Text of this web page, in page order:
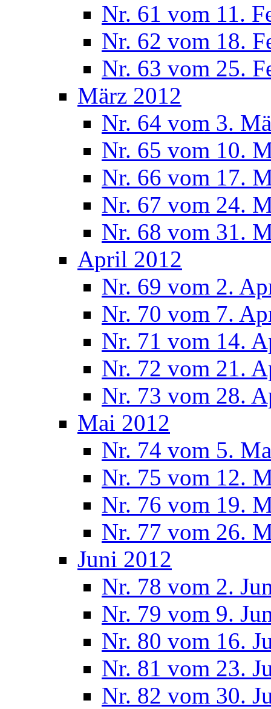
Nr. 61 vom 11.
Nr. 62 vom 18.
Nr. 63 vom 25.
März 2012
Nr. 64 vom 3.
Nr. 65 vom 10.
Nr. 66 vom 17.
Nr. 67 vom 24.
Nr. 68 vom 31.
April 2012
Nr. 69 vom 2.
Nr. 70 vom 7.
Nr. 71 vom 14.
Nr. 72 vom 21.
Nr. 73 vom 28.
Mai 2012
Nr. 74 vom 5.
Nr. 75 vom 12.
Nr. 76 vom 19.
Nr. 77 vom 26.
Juni 2012
Nr. 78 vom 2.
Nr. 79 vom 9.
Nr. 80 vom 16.
Nr. 81 vom 23.
Nr. 82 vom 30.